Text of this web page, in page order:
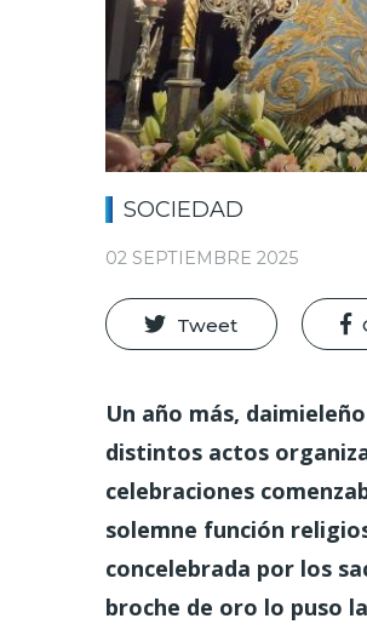
SOCIEDAD
02 SEPTIEMBRE 2025
Tweet
Un año más,
distintos actos
celebraciones
solemne función
concelebrada por los
broche de oro lo puso